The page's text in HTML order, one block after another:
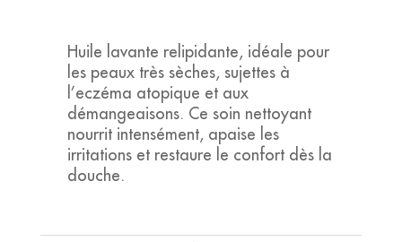
Huile lavante relipidante, idéale pour
les peaux très sèches, sujettes à
l’eczéma atopique et aux
démangeaisons. Ce soin nettoyant
nourrit intensément, apaise les
irritations et restaure le confort dès la
douche.